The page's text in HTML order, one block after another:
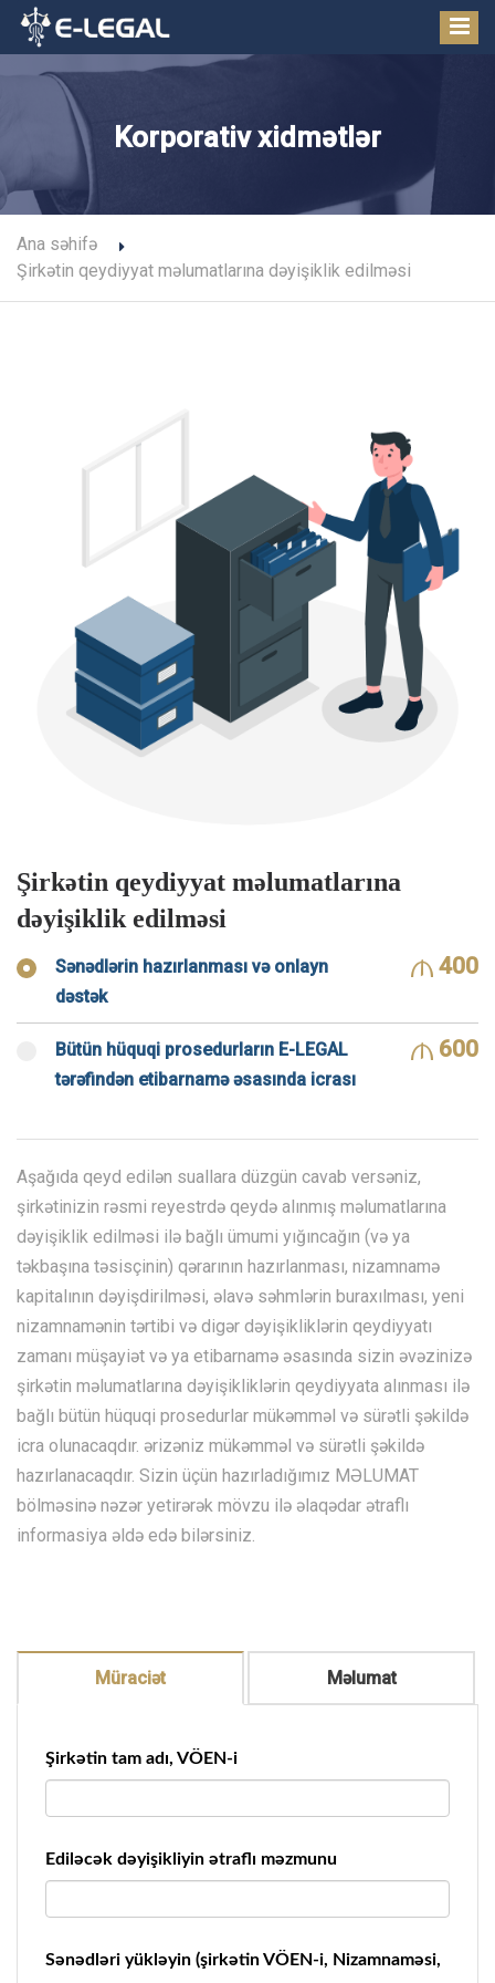
Korporativ xidmətlər
Ana səhifə
Şirkətin qeydiyyat məlumatlarına dəyişiklik edilməsi
Şirkətin qeydiyyat məlumatlarına
dəyişiklik edilməsi
Sənədlərin hazırlanması və onlayn
dəstək
400
Bütün hüquqi prosedurların E-LEGAL
tərəfindən etibarnamə əsasında icrası
600
Aşağıda qeyd edilən suallara düzgün cavab versəniz,
şirkətinizin rəsmi reyestrdə qeydə alınmış məlumatlarına
dəyişiklik edilməsi ilə bağlı ümumi yığıncağın (və ya
təkbaşına təsisçinin) qərarının hazırlanması, nizamnamə
kapitalının dəyişdirilməsi, əlavə səhmlərin buraxılması, yeni
nizamnamənin tərtibi və digər dəyişikliklərin qeydiyyatı
zamanı müşayiət və ya etibarnamə əsasında sizin əvəzinizə
şirkətin məlumatlarına dəyişikliklərin qeydiyyata alınması ilə
bağlı bütün hüquqi prosedurlar mükəmməl və sürətli şəkildə
icra olunacaqdır. ərizəniz mükəmməl və sürətli şəkildə
hazırlanacaqdır. Sizin üçün hazırladığımız MƏLUMAT
bölməsinə nəzər yetirərək mövzu ilə əlaqədar ətraflı
informasiya əldə edə bilərsiniz.
Müraciət Məlumat
Şirkətin tam adı, VÖEN-i
Ediləcək dəyişikliyin ətraflı məzmunu
Sənədləri yükləyin (şirkətin VÖEN-i, Nizamnaməsi,